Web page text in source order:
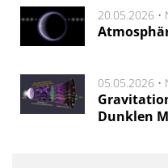
20.05.2026 •
05.05.2026 •
Dunklen